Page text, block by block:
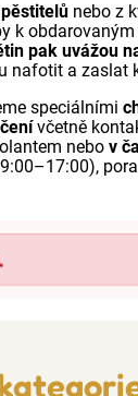
nebo z
k
pak uvážou
nafotit a zaslat
speciálními
včetně
nebov